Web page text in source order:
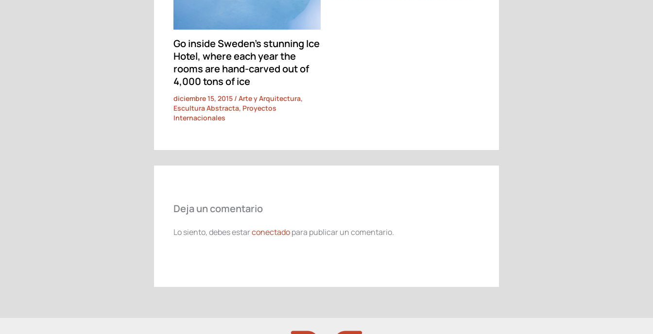
Go inside Sweden’s stunning Ice
Hotel, where each year the
rooms are hand-carved out of
4,000 tons of ice
diciembre 15, 2015 / Arte y Arquitectura,
Escultura Abstracta, Proyectos
Internacionales
Deja un comentario
Lo siento, debes estarconectadopara publicar un comentario.